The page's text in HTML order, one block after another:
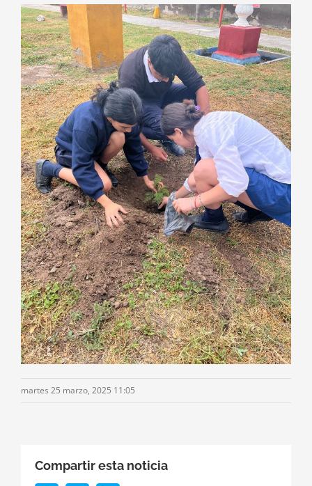
martes 25 marzo, 2025 11:05
Compartir esta noticia